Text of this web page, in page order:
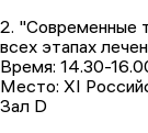
2. "Современные
всех этапах
Время: 14.30-
Место: XI
Зал D